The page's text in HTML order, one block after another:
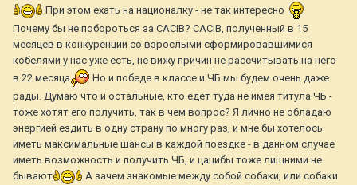
При этом ехать на националку - не так интересно
Почему бы не побороться за CACIB? CACIB, полученный в 15
месяцев в конкуренции со взрослыми сформировавшимися
кобелями у нас уже есть, не вижу причин не рассчитывать на него
в 22 месяца
Но и победе в классе и ЧБ мы будем очень даже
рады. Думаю что и остальные, кто едет туда не имея титула ЧБ -
тоже хотят его получить, так в чем вопрос? Я лично не обладаю
энергией ездить в одну страну по многу раз, и мне бы хотелось
иметь максимальные шансы в каждой поездке - в данном случае
иметь возможность и получить ЧБ, и цацибы тоже лишними не
бывают
А зачем знакомые между собой собаки, или собаки